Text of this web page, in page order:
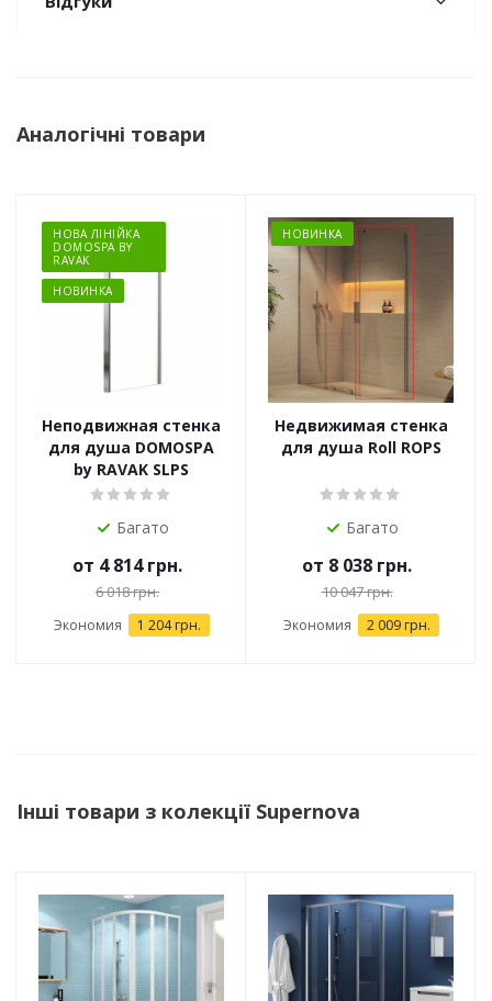
Аналогічні товари
НОВА ЛІНІЙКА
DOMOSPA BY
RAVAK
НОВИНКА
Неподвижная стенка
для душа DOMOSPA
by RAVAK SLPS
Багато
от 4 814 грн.
6 018 грн.
Экономия 1 204 грн.
НОВИНКА
Недвижимая стенка
для душа Roll ROPS
Багато
от 8 038 грн.
10 047 грн.
Экономия 2 009 грн.
Інші товари з колекції Supernova